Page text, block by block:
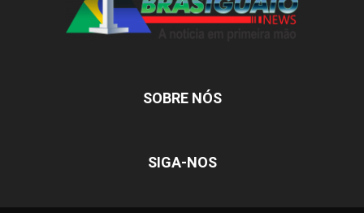
SOBRE NÓS
SIGA-NOS